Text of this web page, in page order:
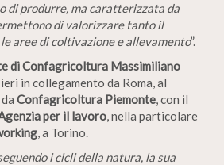
di produrre, ma caratterizzata da
di valorizzare tanto il
aree di coltivazione e allevamento”.
di Confagricoltura Massimiliano
in collegamento da Roma, al
Confagricoltura Piemonte , con il
per il lavoro , nella particolare
, a Torino.
i cicli della natura, la sua